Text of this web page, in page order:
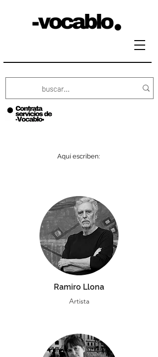
Aquí escriben:
Ramiro Llona
Artista